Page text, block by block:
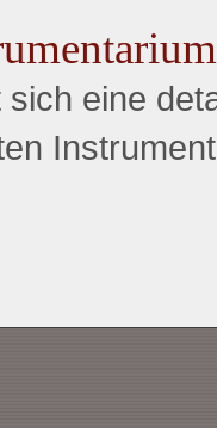
sich eine